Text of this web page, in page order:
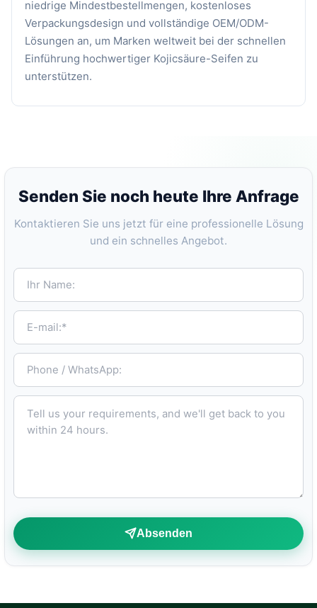
niedrige Mindestbestellmengen, kostenloses
Verpackungsdesign und vollständige OEM/ODM-
Lösungen an, um Marken weltweit bei der schnellen
Einführung hochwertiger Kojicsäure-Seifen zu
unterstützen.
Senden Sie noch heute Ihre Anfrage
Kontaktieren Sie uns jetzt für eine professionelle Lösung
und ein schnelles Angebot.
Ihr Name:
E-mail:*
Phone / WhatsApp:
Tell us your requirements, and we'll get back to you within 24 hours.
Absenden